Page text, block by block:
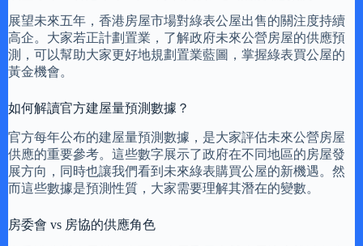
展望未來五年，香港房屋市場對綠表公屋出售的關注度持續
高企。大家若正計劃置業，了解政府未來公營房屋的供應預
測，可以幫助大家更好地規劃置業藍圖，掌握綠表買公屋的
黃金機會。
如何解讀官方建屋量預測數據？
官方每年公布的建屋量預測數據，是大家評估未來公營房屋
供應的重要參考。這些數字展示了政府在不同地區的房屋發
展方向，同時也讓我們看到未來綠表購買公屋的新機遇。然
而這些數據是預測性質，大家需要理解其潛在的變數。
房委會 vs 房協的供應角色